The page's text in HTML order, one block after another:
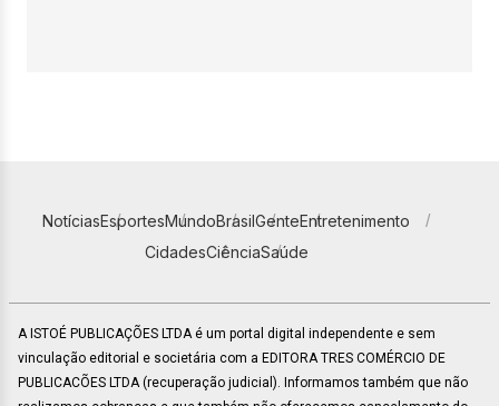
NotíciasEsportesMundoBrasilGenteEntretenimento
CidadesCiênciaSaúde
A ISTOÉ PUBLICAÇÕES LTDA é um portal digital independente e sem
vinculação editorial e societária com a EDITORA TRES COMÉRCIO DE
PUBLICACÕES LTDA (recuperação judicial). Informamos também que não